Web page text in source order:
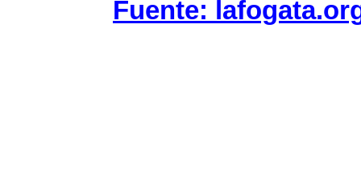
Fuente: